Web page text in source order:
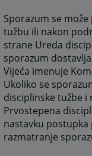
Sporazum se
tužbu ili nakon
strane Ureda
sporazum
Vijeća imenuje
Ukoliko se
disciplinske tužbe
Prvostepena
nastavku postupka
razmatranje